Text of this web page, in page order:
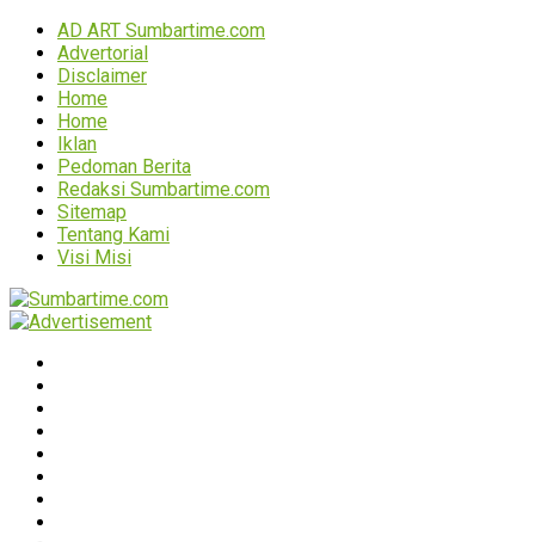
AD ART Sumbartime.com
Advertorial
Disclaimer
Home
Home
Iklan
Pedoman Berita
Redaksi Sumbartime.com
Sitemap
Tentang Kami
Visi Misi